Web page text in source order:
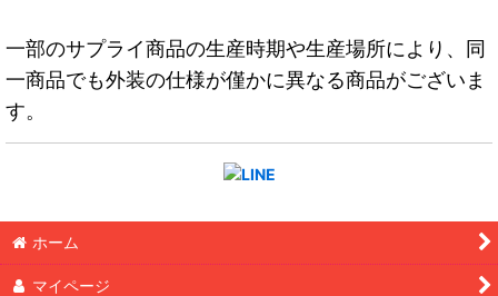
一部のサプライ商品の生産時期や生産場所により、同
一商品でも外装の仕様が僅かに異なる商品がございま
す。
ホーム
マイページ